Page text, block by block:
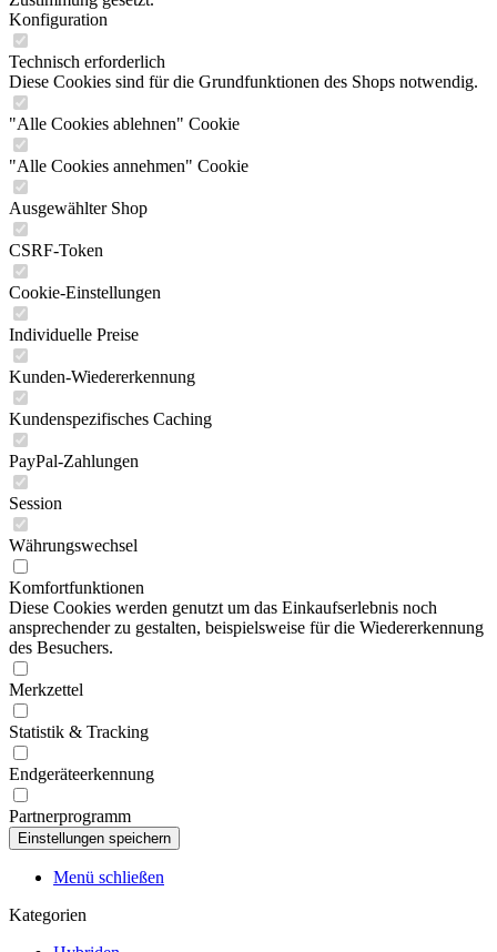
Konfiguration
Technisch erforderlich
Diese Cookies sind für die Grundfunktionen des Shops notwendig.
"Alle Cookies ablehnen" Cookie
"Alle Cookies annehmen" Cookie
Ausgewählter Shop
CSRF-Token
Cookie-Einstellungen
Individuelle Preise
Kunden-Wiedererkennung
Kundenspezifisches Caching
PayPal-Zahlungen
Session
Währungswechsel
Komfortfunktionen
Diese Cookies werden genutzt um das Einkaufserlebnis noch
ansprechender zu gestalten, beispielsweise für die Wiedererkennung
des Besuchers.
Merkzettel
Statistik & Tracking
Endgeräteerkennung
Partnerprogramm
Menü schließen
Kategorien